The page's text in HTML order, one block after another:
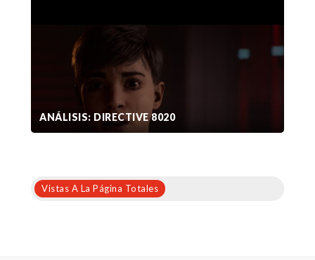
ANÁLISIS: DIRECTIVE 8020
Vistas A La Página Totales